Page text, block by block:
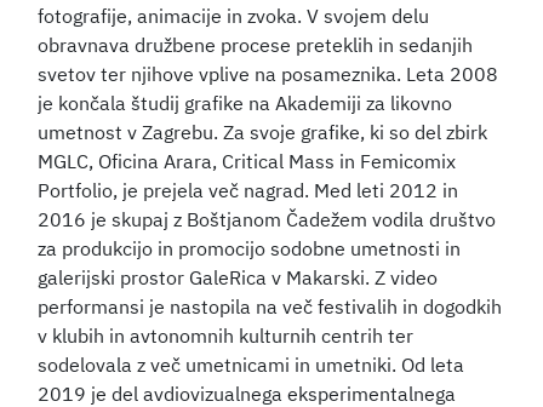
fotografije, animacije in zvoka. V svojem delu
obravnava družbene procese preteklih in sedanjih
svetov ter njihove vplive na posameznika. Leta 2008
je končala študij grafike na Akademiji za likovno
umetnost v Zagrebu. Za svoje grafike, ki so del zbirk
MGLC, Oficina Arara, Critical Mass in Femicomix
Portfolio, je prejela več nagrad. Med leti 2012 in
2016 je skupaj z Boštjanom Čadežem vodila društvo
za produkcijo in promocijo sodobne umetnosti in
galerijski prostor GaleRica v Makarski. Z video
performansi je nastopila na več festivalih in dogodkih
v klubih in avtonomnih kulturnih centrih ter
sodelovala z več umetnicami in umetniki. Od leta
2019 je del avdiovizualnega eksperimentalnega